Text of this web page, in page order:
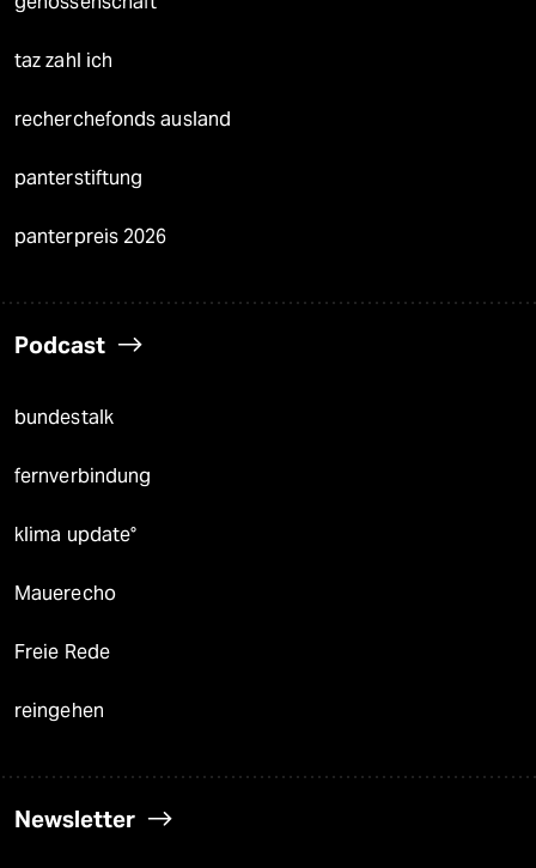
taz zahl ich
recherchefonds ausland
panterstiftung
panterpreis 2026
Podcast
bundestalk
fernverbindung
klima update°
Mauerecho
Freie Rede
reingehen
Newsletter